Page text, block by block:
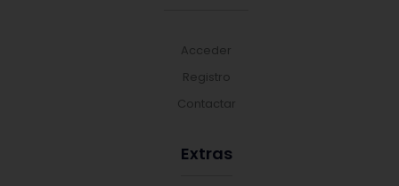
Acceder
Registro
Contactar
Extras